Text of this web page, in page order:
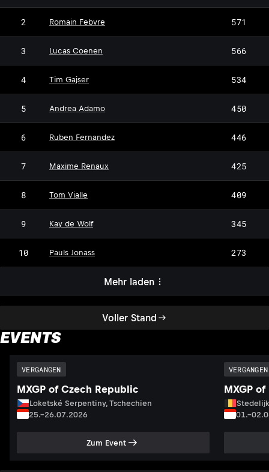
Voller Stand
2 Romain Febvre 571
3 Lucas Coenen 566
4 Tim Gajser 534
5 Andrea Adamo 450
6 Ruben Fernandez 446
7 Maxime Renaux 425
8 Tom Vialle 409
9 Kay de Wolf 345
10 Pauls Jonass 273
Mehr laden
EVENTS
VERGANGEN
MXGP of Czech Republic
Loketské Serpentiny, Tschechien
25.–26.07.2026
Zum Event
VERGANGEN
MXGP